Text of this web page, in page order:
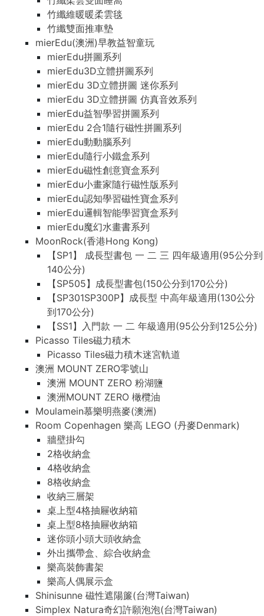
竹纖維暖暖柔雲毯
竹纖雙面推車墊
mierEdu(澳洲)早教益智童玩
mierEdu拼圖系列
mierEdu3D立體拼圖系列
mierEdu 3D立體拼圖 迷你系列
mierEdu 3D立體拼圖 仿真音效系列
mierEdu益智學習拼圖系列
mierEdu 2合1隨行磁性拼圖系列
mierEdu動動腦系列
mierEdu隨行小鐵盒系列
mierEdu磁性創意寶盒系列
mierEdu小畫家隨行磁性版系列
mierEdu認知學習磁性寶盒系列
mierEdu邏輯智能學習寶盒系列
mierEdu魔幻水畫書系列
MoonRock(香港Hong Kong)
【SP1】 成長型書包 一 二 三 四年級適用(95公分到
140公分)
【SP505】成長型書包(150公分到170公分)
【SP301SP300P】成長型 中高年級適用(130公分
到170公分)
【SS1】入門款 一 二 年級適用(95公分到125公分)
Picasso Tiles磁力積木
Picasso Tiles磁力積木迷宮軌道
澳洲 MOUNT ZERO零號山
澳洲 MOUNT ZERO 粉湖鹽
澳洲MOUNT ZERO 橄欖油
Moulamein慕樂明燕麥(澳洲)
Room Copenhagen 樂高 LEGO (丹麥Denmark)
牆壁掛勾
2格收納盒
4格收納盒
8格收納盒
收納三層架
桌上型4格抽屜收納箱
桌上型8格抽屜收納箱
迷你頭小頭大頭收納盒
外出攜帶盒、綜合收納盒
樂高裝飾書架
樂高人偶展示盒
Shinisunne 磁性遮陽簾(台灣Taiwan)
Simplex Natura奇幻許願泡泡(台灣Taiwan)